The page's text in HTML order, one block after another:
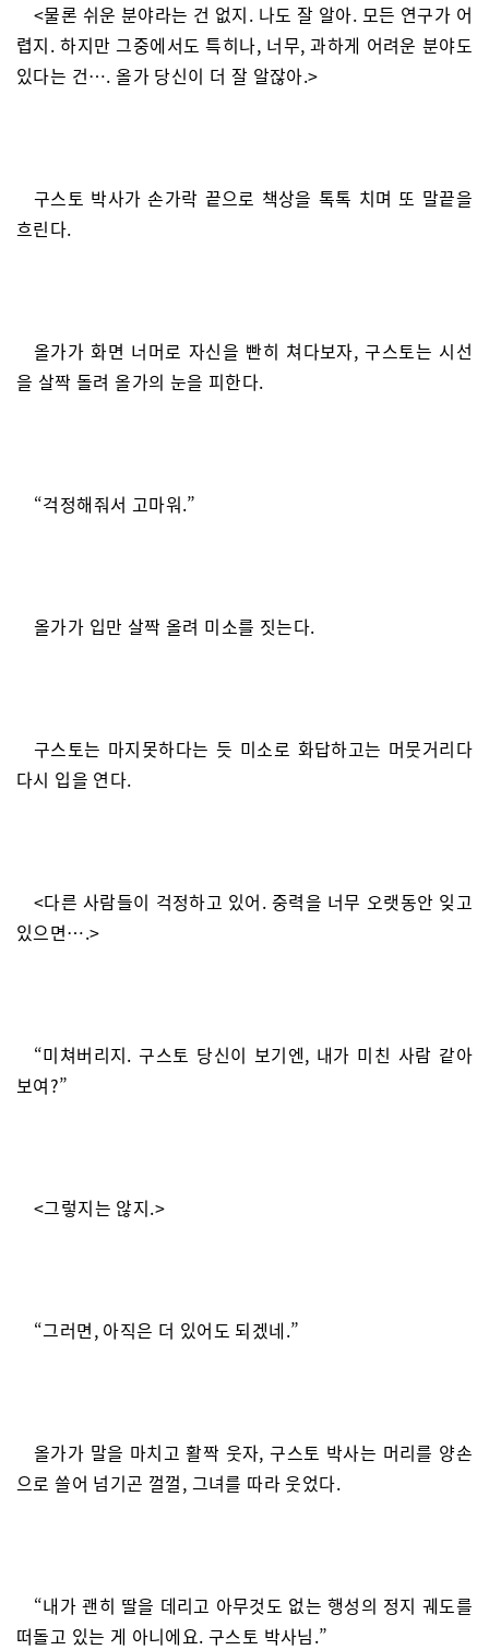
<물론 쉬운 분야라는 건 없지. 나도 잘 알아. 모든 연구가 어
렵지. 하지만 그중에서도 특히나, 너무, 과하게 어려운 분야도
있다는 건…. 올가 당신이 더 잘 알잖아.>
구스토 박사가 손가락 끝으로 책상을 톡톡 치며 또 말끝을
흐린다.
올가가 화면 너머로 자신을 빤히 쳐다보자, 구스토는 시선
을 살짝 돌려 올가의 눈을 피한다.
“걱정해줘서 고마워.”
올가가 입만 살짝 올려 미소를 짓는다.
구스토는 마지못하다는 듯 미소로 화답하고는 머뭇거리다
다시 입을 연다.
<다른 사람들이 걱정하고 있어. 중력을 너무 오랫동안 잊고
있으면….>
“미쳐버리지. 구스토 당신이 보기엔, 내가 미친 사람 같아
보여?”
<그렇지는 않지.>
“그러면, 아직은 더 있어도 되겠네.”
올가가 말을 마치고 활짝 웃자, 구스토 박사는 머리를 양손
으로 쓸어 넘기곤 껄껄, 그녀를 따라 웃었다.
“내가 괜히 딸을 데리고 아무것도 없는 행성의 정지 궤도를
떠돌고 있는 게 아니에요. 구스토 박사님.”